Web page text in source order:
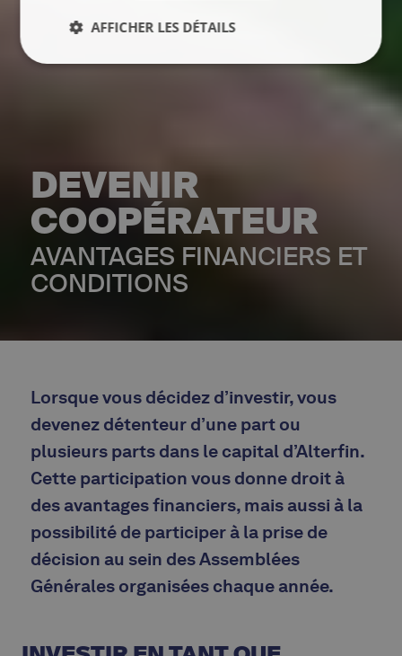
DEVENIR
COOPÉRATEUR
AVANTAGES FINANCIERS ET
CONDITIONS
Lorsque vous décidez d’investir, vous
devenez détenteur d’une part ou
plusieurs parts dans le capital d’Alterfin.
Cette participation vous donne droit à
des avantages financiers, mais aussi à la
possibilité de participer à la prise de
décision au sein des Assemblées
Générales organisées chaque année.
AFFICHER LES DÉTAILS